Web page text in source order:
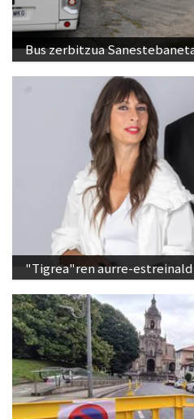
Bus zerbitzua
"Tigrea"ren aurre-